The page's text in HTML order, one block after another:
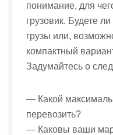
понимание, для
грузовик. Будете
грузы или,
компактный
Задумайтесь о
— Какой
перевозить?
— Каковы ваши